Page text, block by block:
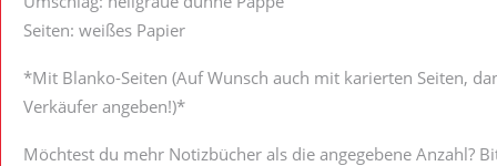
Seiten: weißes Papier
*Mit Blanko-Seiten (Auf Wunsch auch mit karierten Seiten,
Verkäufer angeben!)*
Möchtest du mehr Notizbücher als die angegebene Anzahl?